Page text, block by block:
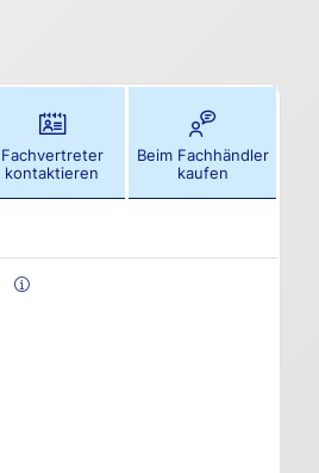
Fachvertreter
kontaktieren
Beim Fachhändler
kaufen